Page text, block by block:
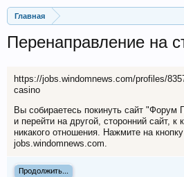
Главная
Перенаправление на
https://jobs.windomnews.com/profiles/
casino
Вы собираетесь покинуть сайт "Форум
и перейти на другой, сторонний сайт,
никакого отношения. Нажмите на
jobs.windomnews.com.
Продолжить...